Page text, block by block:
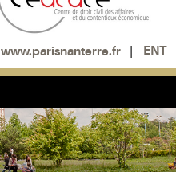
www.parisnanterre.fr ENT